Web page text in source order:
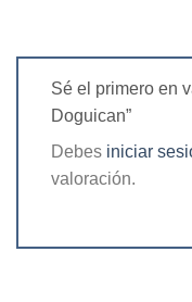
Sé el primero en
Doguican”
Debes iniciar
valoración.